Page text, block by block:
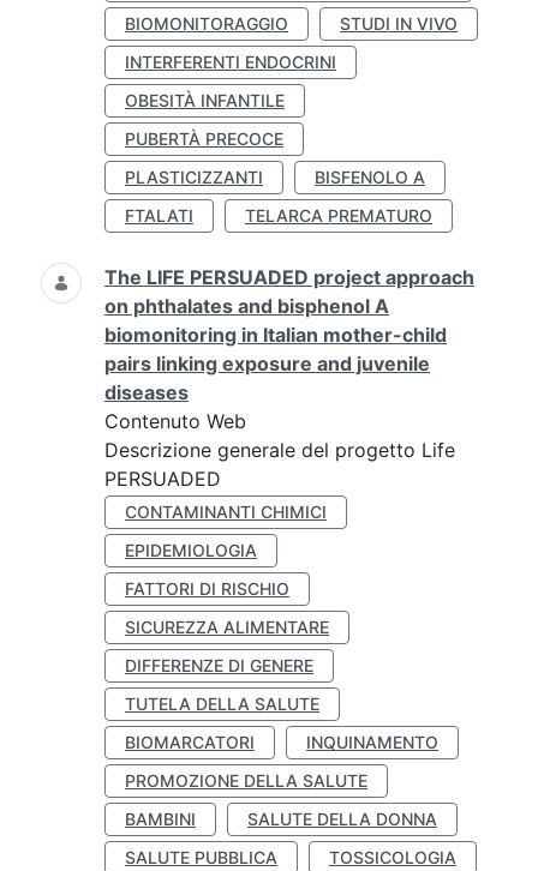
BIOMONITORAGGIO
STUDI IN VIVO
INTERFERENTI ENDOCRINI
OBESITÀ INFANTILE
PUBERTÀ PRECOCE
PLASTICIZZANTI
BISFENOLO A
FTALATI
TELARCA PREMATURO
The LIFE PERSUADED project approach
on phthalates and bisphenol A
biomonitoring in Italian mother-child
pairs linking exposure and juvenile
diseases
Contenuto Web
Descrizione generale del progetto Life
PERSUADED
CONTAMINANTI CHIMICI
EPIDEMIOLOGIA
FATTORI DI RISCHIO
SICUREZZA ALIMENTARE
DIFFERENZE DI GENERE
TUTELA DELLA SALUTE
BIOMARCATORI
INQUINAMENTO
PROMOZIONE DELLA SALUTE
BAMBINI
SALUTE DELLA DONNA
SALUTE PUBBLICA
TOSSICOLOGIA